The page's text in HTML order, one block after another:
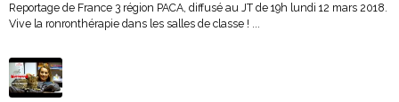
Reportage de France 3 région PACA, diffusé au JT de 19h lundi 12 mars 2018.
Vive la ronronthérapie dans les salles de classe ! ...